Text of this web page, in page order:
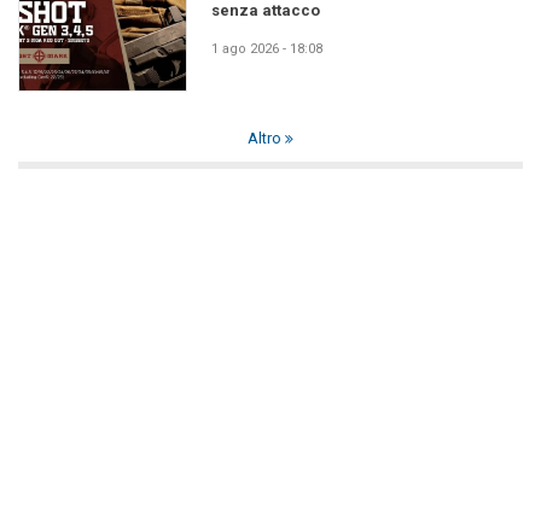
senza attacco
1 ago 2026 - 18:08
Altro